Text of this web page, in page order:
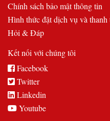
Chính sách bảo mật thông tin
Hình thức đặt dịch vụ và thanh
Hỏi & Đáp
Kết nối với chúng tôi
Facebook
Twitter
Linkedin
Youtube